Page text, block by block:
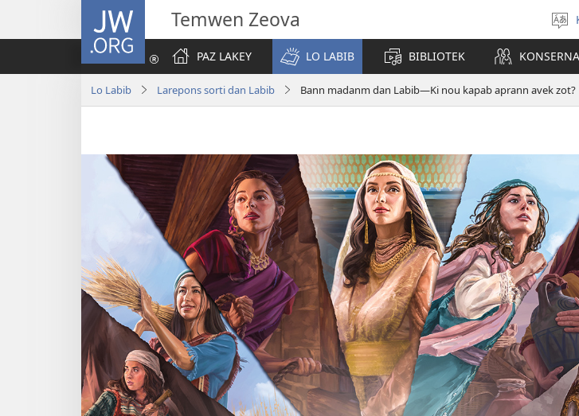
JW.ORG Temwen Zeova
PAZ LAKEY
LO LABIB BIBLIOTEK
Lo Labib Larepons sorti dan Labib Bann madanm dan Labib​—Ki nou kapab aprann avek zot?